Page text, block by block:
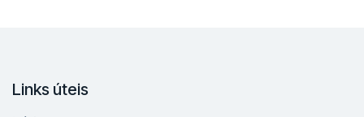
Links úteis